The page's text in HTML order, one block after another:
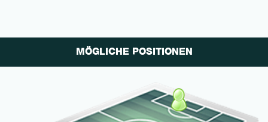
MÖGLICHE POSITIONEN